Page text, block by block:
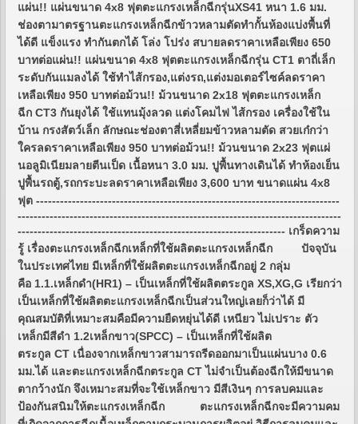
แผ่น!! แผ่นขนาด 4x8 ฟุตตะแกรงเหล็กฉีกรุ่นXS41 หนา 1.6 มม.
ช่องตามาตรฐานตะแกรงเหล็กฉีกข้าวหลามตัดทำกั้นห้องแบ่งพื้นที่
ได้ดี แข็งแรง ทำกันตกได้ โล่ง โปร่ง สบายลดราคาเหลือเพียง 650
บาทต่อแผ่น!! แผ่นขนาด 4x8 ฟุตตะแกรงเหล็กฉีกรุ่น CT1 ตาถี่เล็ก
ระดับกันแมลงได้ ใช้ทำไส้กรอง,แต่งรถ,แต่งมอเตอร์ไซค์ลดราคา
เหลือเพียง 950 บาทต่อม้วน!! ม้วนขนาด 2x18 ฟุตตะแกรงเหล็ก
ฉีก CT3 กันยุงได้ ใช้แทนมุ้งลวด แต่งโคมไฟ ไส้กรอง เครื่องใช้ใน
บ้าน กรงสัตว์เล็ก ลักษณะช่องตาสี่เหลี่ยมข้าวหลามตัด สวยเก๋กว่า
ใครลดราคาเหลือเพียง 950 บาทต่อม้วน!! ม้วนขนาด 2x23 ฟุตแผ่
นอลูมิเนียมลายตีนเป็ด เนื้อหนา 3.0 มม. ปูพื้นทางเดินได้ ทำห้องเย็น
ปูพื้นรถตู้,รถกระบะลดราคาเหลือเพียง 3,600 บาท ขนาดแผ่น 4x8
ฟุต ----------------------------------------------------------------------------
---------------------------------------------------------------------------------
------------------------------------------------------------------- เกร็ดความ
รู้ เรื่องตะแกรงเหล็กฉีกเหล็กที่ใช้ผลิตตะแกรงเหล็กฉีก ปัจจุบัน
ในประเทศไทย มีเหล็กที่ใช้ผลิตตะแกรงเหล็กฉีกอยู่ 2 กลุ่ม
คือ 1.1.เหล็กดำ(HR1) – เป็นเหล็กที่ใช้ผลิตตระกูล XS,XG,G เรียกว่า
เป็นเหล็กที่ใช้ผลิตตะแกรงเหล็กฉีกเป็นส่วนใหญ่เลยก็ว่าได้ มี
คุณสมบัติที่เหมาะสมคือมีความยืดหยุ่นได้ดี เหนียว ไม่เปราะ ตัว
เหล็กมีสีดำ 1.2เหล็กขาว(SPCC) – เป็นเหล็กที่ใช้ผลิต
ตระกูล CT เนื่องจากเหล็กขาวสามารถรีดออกมาเป็นแผ่นบาง 0.6
มม.ได้ และตะแกรงเหล็กฉีกตระกูล CT ไม่จำเป็นต้องฉีกให้มีขนาด
ตากว้างนัก จึงเหมาะสมที่จะใช้เหล็กขาว มีสีเงินๆ การลบคมและ
ป้องกันสนิมให้ตะแกรงเหล็กฉีก ตะแกรงเหล็กฉีกจะมีความคม